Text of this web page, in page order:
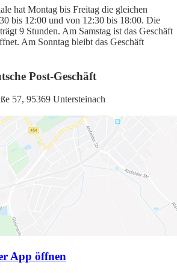
hat Montag bis Freitag die gleichen
bis 12:00 und von 12:30 bis 18:00. Die
9 Stunden. Am Samstag ist das Geschäft
Am Sonntag bleibt das Geschäft
Post-Geschäft
57, 95369 Untersteinach
App öffnen